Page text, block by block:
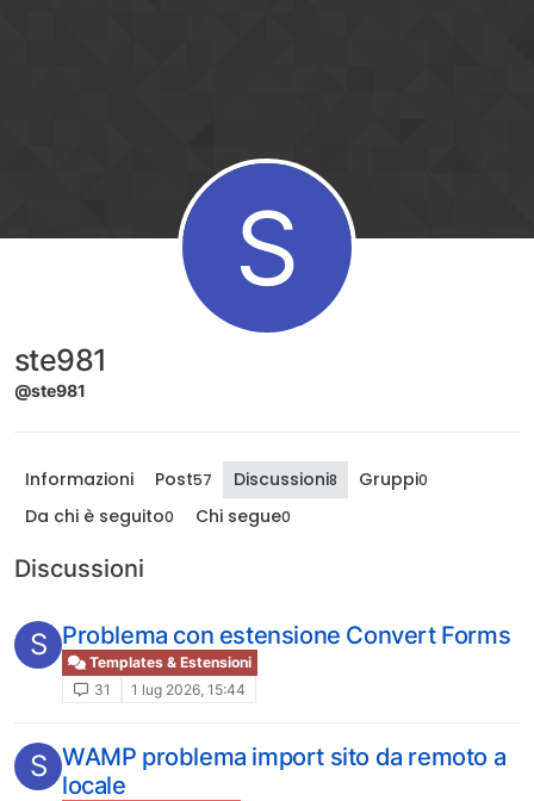
S
ste981
@ste981
Informazioni Post57 Discussioni8 Gruppi0
Da chi è seguito0 Chi segue0
Discussioni
S Problema con estensione Convert Forms
Templates & Estensioni
31
1 lug 2026, 15:44
S WAMP problema import sito da remoto a
locale